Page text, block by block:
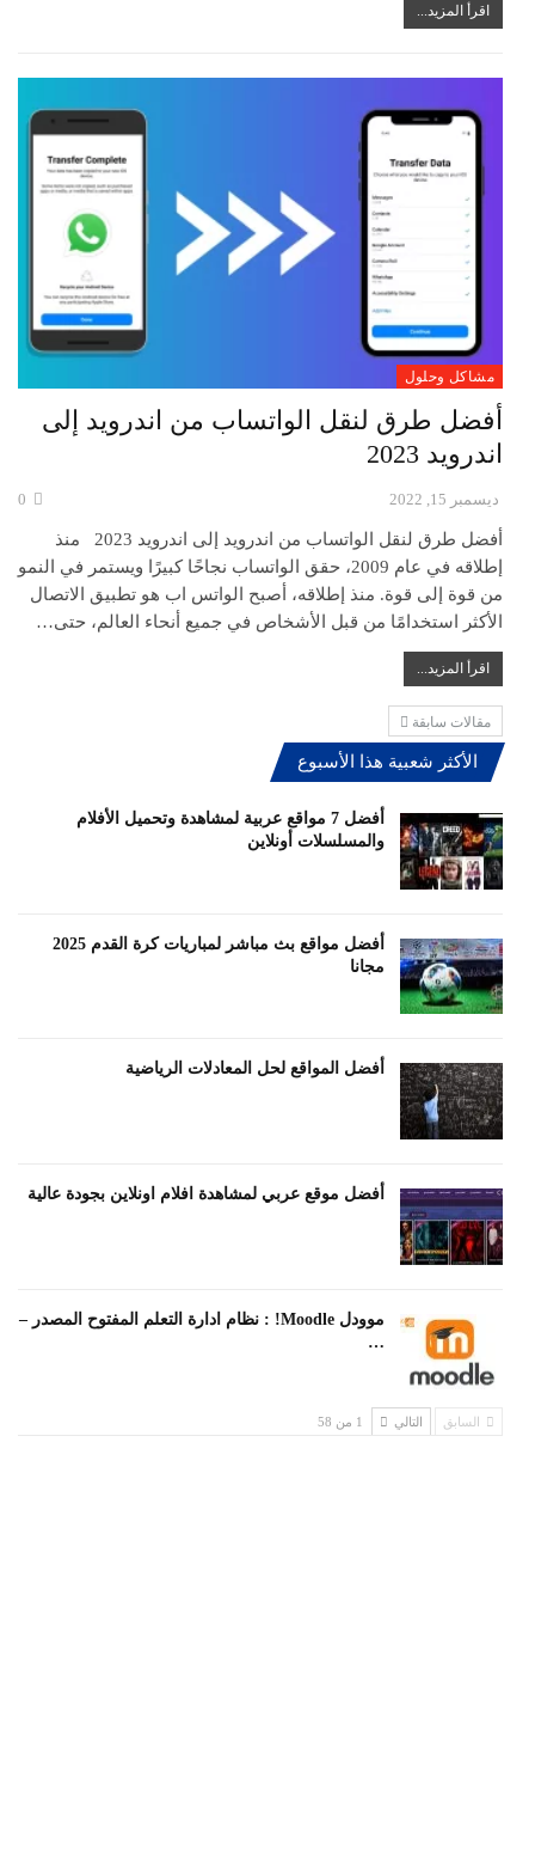
اقرأ المزيد...
مشاكل وحلول
أفضل طرق لنقل الواتساب من اندرويد إلى
اندرويد 2023
ديسمبر 15, 2022
أفضل طرق لنقل الواتساب من اندرويد إلى اندرويد 2023 منذ
إطلاقه في عام 2009، حقق الواتساب نجاحًا كبيرًا ويستمر في النمو
من قوة إلى قوة. منذ إطلاقه، أصبح الواتس اب هو تطبيق الاتصال
الأكثر استخدامًا من قبل الأشخاص في جميع أنحاء العالم، حتى…
اقرأ المزيد...
مقالات سابقة
الأكثر شعبية هذا الأسبوع
أفضل 7 مواقع عربية لمشاهدة وتحميل الأفلام
والمسلسلات أونلاين
أفضل مواقع بث مباشر لمباريات كرة القدم 2025
مجانا
أفضل المواقع لحل المعادلات الرياضية
أفضل موقع عربي لمشاهدة افلام اونلاين بجودة عالية
موودل Moodle! : نظام ادارة التعلم المفتوح المصدر –
…
السابق التالي 1 من 58